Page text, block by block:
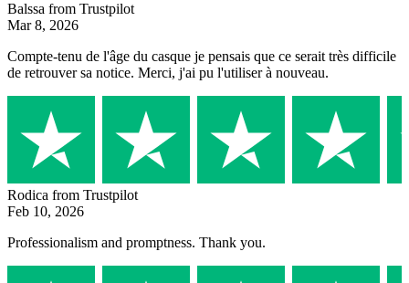
Balssa from Trustpilot
Mar 8, 2026
Compte-tenu de l'âge du casque je pensais que ce serait très difficile
de retrouver sa notice. Merci, j'ai pu l'utiliser à nouveau.
Rodica from Trustpilot
Feb 10, 2026
Professionalism and promptness. Thank you.